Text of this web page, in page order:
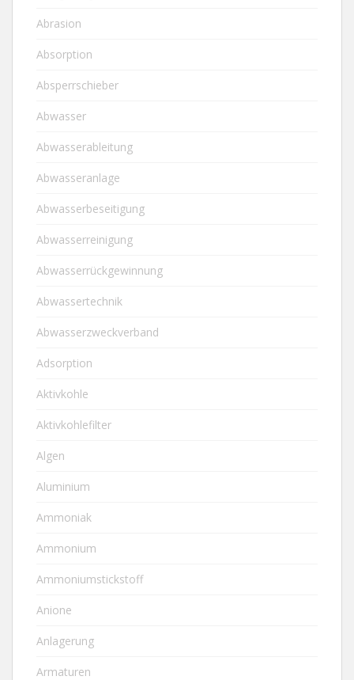
Abrasion
Absorption
Absperrschieber
Abwasser
Abwasserableitung
Abwasseranlage
Abwasserbeseitigung
Abwasserreinigung
Abwasserrückgewinnung
Abwassertechnik
Abwasserzweckverband
Adsorption
Aktivkohle
Aktivkohlefilter
Algen
Aluminium
Ammoniak
Ammonium
Ammoniumstickstoff
Anione
Anlagerung
Armaturen